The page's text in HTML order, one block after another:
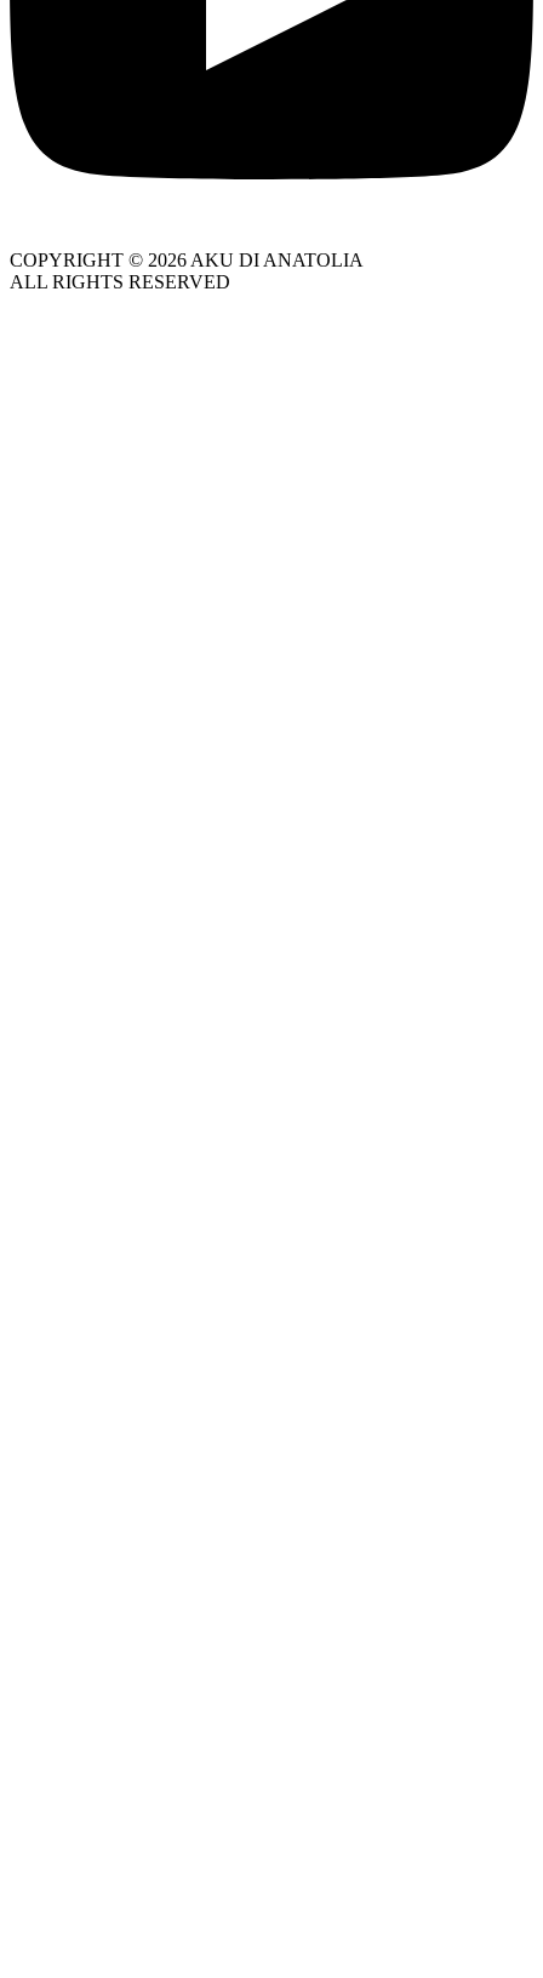
COPYRIGHT © 2026 AKU DI ANATOLIA
ALL RIGHTS RESERVED